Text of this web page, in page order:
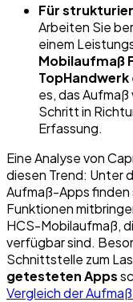
Für
Arbeiten Sie
einem
Mobilaufmaß
TopHandwerk
es, das
Schritt in
Erfassung.
Eine Analyse von
diesen Trend: Unter
Aufmaß-Apps finden
Funktionen
HCS-Mobilaufmaß,
verfügbar sind.
Schnittstelle zum
getesteten Apps
Vergleich der